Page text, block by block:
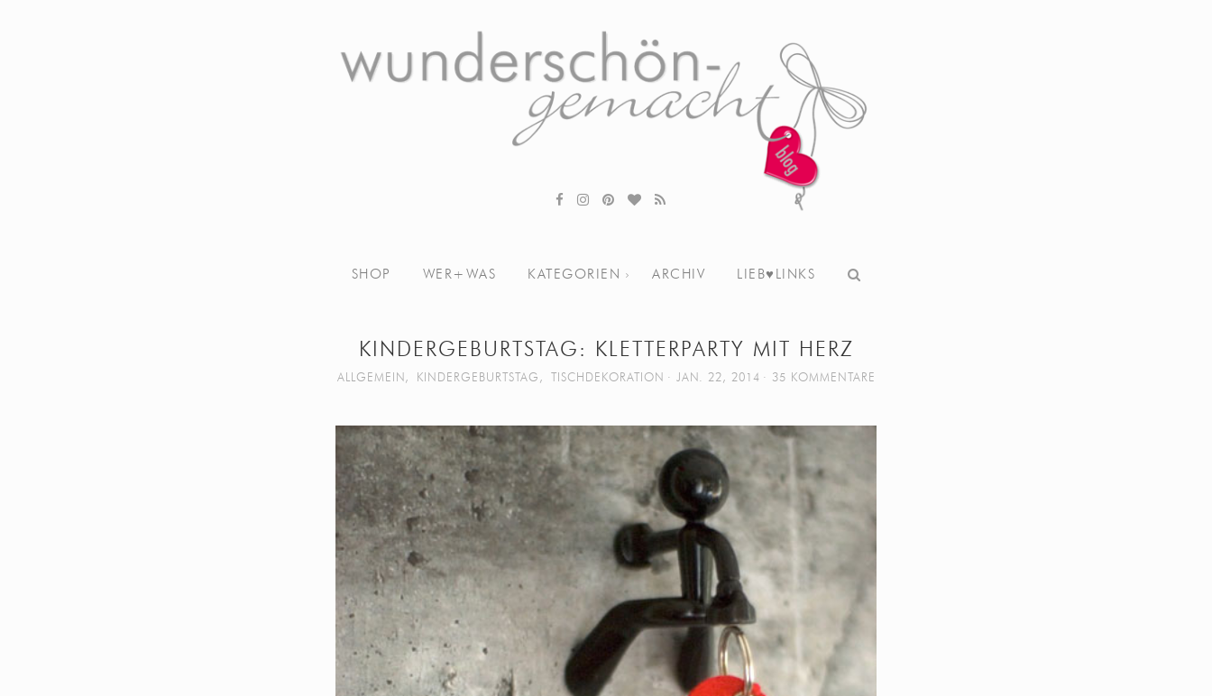
SHOP WER+WAS KATEGORIEN ARCHIV LIEB♥LINKS
KINDERGEBURTSTAG: KLETTERPARTY MIT HERZ
ALLGEMEIN , KINDERGEBURTSTAG , TISCHDEKORATION JAN. 22, 2014 35 KOMMENTARE